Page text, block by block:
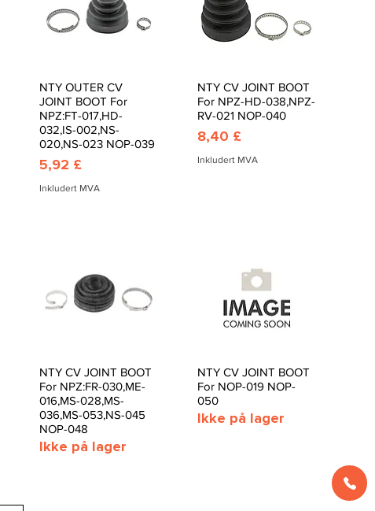
Hurtigvisning
NTY OUTER CV
JOINT BOOT For
NPZ:FT-017,HD-
032,IS-002,NS-
020,NS-023 NOP-039
Pris
5,92 £
Inkludert MVA
Hurtigvisning
NTY CV JOINT BOOT
For NPZ-HD-038,NPZ-
RV-021 NOP-040
Pris
8,40 £
Inkludert MVA
Hurtigvisning
NTY CV JOINT BOOT
For NPZ:FR-030,ME-
016,MS-028,MS-
036,MS-053,NS-045
NOP-048
Ikke på lager
Hurtigvisning
NTY CV JOINT BOOT
For NOP-019 NOP-
050
Ikke på lager